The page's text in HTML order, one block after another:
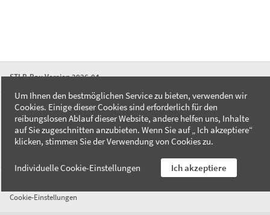
STLB-Bau Version 2026-04
FAQ
Kontakt
Datenschutzerklärung
Cookie-Einstellungen
Um Ihnen den bestmöglichen Service zu bieten, verwenden wir
Cookies. Einige dieser Cookies sind erforderlich für den
reibungslosen Ablauf dieser Website, andere helfen uns, Inhalte
auf Sie zugeschnitten anzubieten. Wenn Sie auf „ Ich akzeptiere“
klicken, stimmen Sie der Verwendung von Cookies zu.
Individuelle Cookie-Einstellungen Ich akzeptiere